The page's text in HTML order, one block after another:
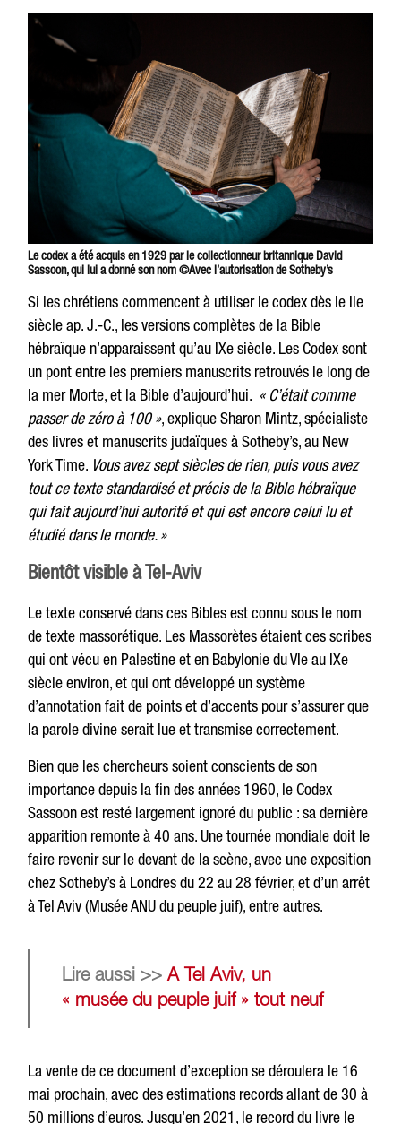
Le codex a été acquis en 1929 par le collectionneur britannique David
Sassoon, qui lui a donné son nom ©Avec l’autorisation de Sotheby’s
Si les chrétiens commencent à utiliser le codex dès le IIe
siècle ap. J.-C., les versions complètes de la Bible
hébraïque n’apparaissent qu’au IXe siècle. Les Codex sont
un pont entre les premiers manuscrits retrouvés le long de
la mer Morte, et la Bible d’aujourd’hui. « C’était comme
passer de zéro à 100 », expliqueSharon Mintz, spécialiste
des livres et manuscrits judaïques à Sotheby’s, au New
York Time. Vous avez sept siècles de rien, puis vous avez
tout ce texte standardisé et précis de la Bible hébraïque
qui fait aujourd’hui autorité et qui est encore celui lu et
étudié dans le monde. »
Bientôt visible à Tel-Aviv
Le texte conservé dans ces Bibles est connu sous le nom
de texte massorétique. Les Massorètes étaient ces scribes
qui ont vécu en Palestine et en Babylonie du VIe au IXe
siècle environ, et qui ont développé un système
d’annotation fait de points et d’accents pour s’assurer que
la parole divine serait lue et transmise correctement.
Bien que les chercheurs soient conscients de son
importance depuis la fin des années 1960, le Codex
Sassoon est resté largement ignoré du public : sa dernière
apparition remonte à 40 ans. Une tournée mondiale doit le
faire revenir sur le devant de la scène, avec une exposition
chez Sotheby’s à Londres du 22 au 28 février, et d’un arrêt
à Tel Aviv (Musée ANU du peuple juif), entre autres.
Lire aussi >>A Tel Aviv, un
« musée du peuple juif » tout neuf
La vente de ce document d’exception se déroulera le 16
mai prochain, avec des estimations records allant de 30 à
50 millions d’euros. Jusqu’en 2021, le record du livre le